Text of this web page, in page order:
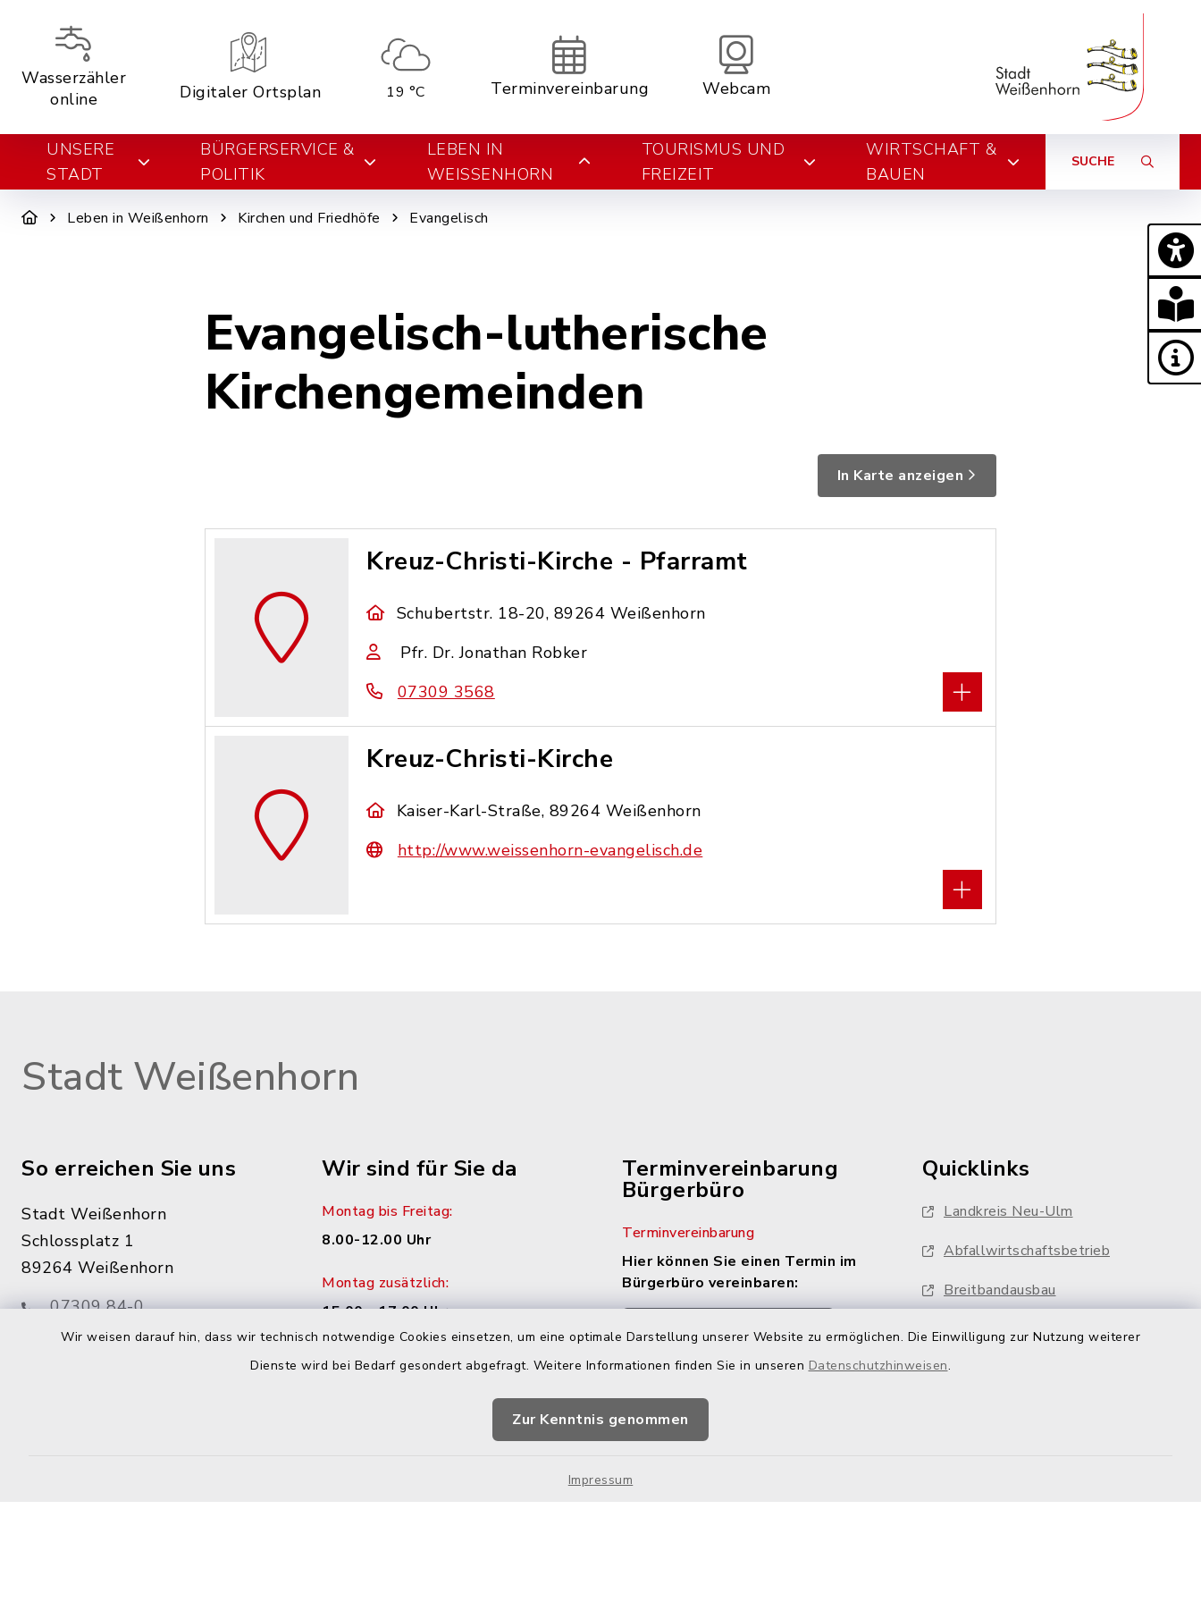
Wir weisen darauf hin, dass wir technisch notwendige Cookies einsetzen, um eine optimale Darstellung unserer Website zu ermöglichen. Die Einwilligung zur Nutzung weiterer
Dienste wird bei Bedarf gesondert abgefragt. Weitere Informationen finden Sie in unseren Datenschutzhinweisen.
Zur Kenntnis genommen
Impressum
Wasserzähler
online
Digitaler Ortsplan 19 °C Terminvereinbarung Webcam
UNSERE
STADT
BÜRGERSERVICE &
POLITIK
LEBEN IN
WEISSENHORN
TOURISMUS UND
FREIZEIT
WIRTSCHAFT &
BAUEN
SUCHE
Leben in Weißenhorn Kirchen und Friedhöfe Evangelisch
Evangelisch-lutherische
Kirchengemeinden
In Karte anzeigen
Kreuz-Christi-Kirche - Pfarramt
Schubertstr. 18-20, 89264 Weißenhorn
Pfr. Dr. Jonathan Robker
07309 3568
Kreuz-Christi-Kirche
Kaiser-Karl-Straße, 89264 Weißenhorn
http://www.weissenhorn-evangelisch.de
Stadt Weißenhorn
So erreichen Sie uns
Stadt Weißenhorn
Schlossplatz 1
89264 Weißenhorn
07309 84-0
07309 84-290
Wir sind für Sie da
Montag bis Freitag:
8.00-12.00 Uhr
Montag zusätzlich:
15.00 - 17.00 Uhr
Terminvereinbarung
Bürgerbüro
Terminvereinbarung
Hier können Sie einen Termin im
Bürgerbüro vereinbaren:
Zur Terminvereinbarung
Quicklinks
Landkreis Neu-Ulm
Abfallwirtschaftsbetrieb
Breitbandausbau
Ratsinformationssystem
Feuerwehren